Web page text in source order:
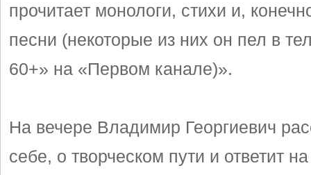
прочитает монологи, стихи и,
песни (некоторые из них он пел в
60+» на «Первом канале)».
На вечере Владимир Георгиевич
себе, о творческом пути и ответит